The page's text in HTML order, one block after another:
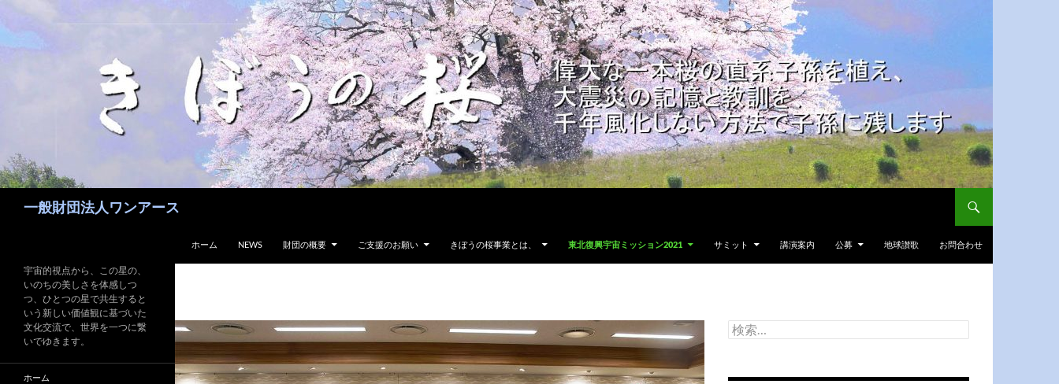
ン
テ
ッ
プ
一般財団法人ワンアース
ホーム NEWS 財団の概要 ご支援のお願い きぼうの桜事業とは、 東北復興宇宙ミッション2021 サミット 講演案内 公募 地球讃歌 お問合わせ
検
索:
宇宙的視点から、この星の、
いのちの美しさを体感しつ
つ、ひとつの星で共生すると
いう新しい価値観に基づいた
文化交流で、世界を一つに繋
いでゆきます。
ホーム